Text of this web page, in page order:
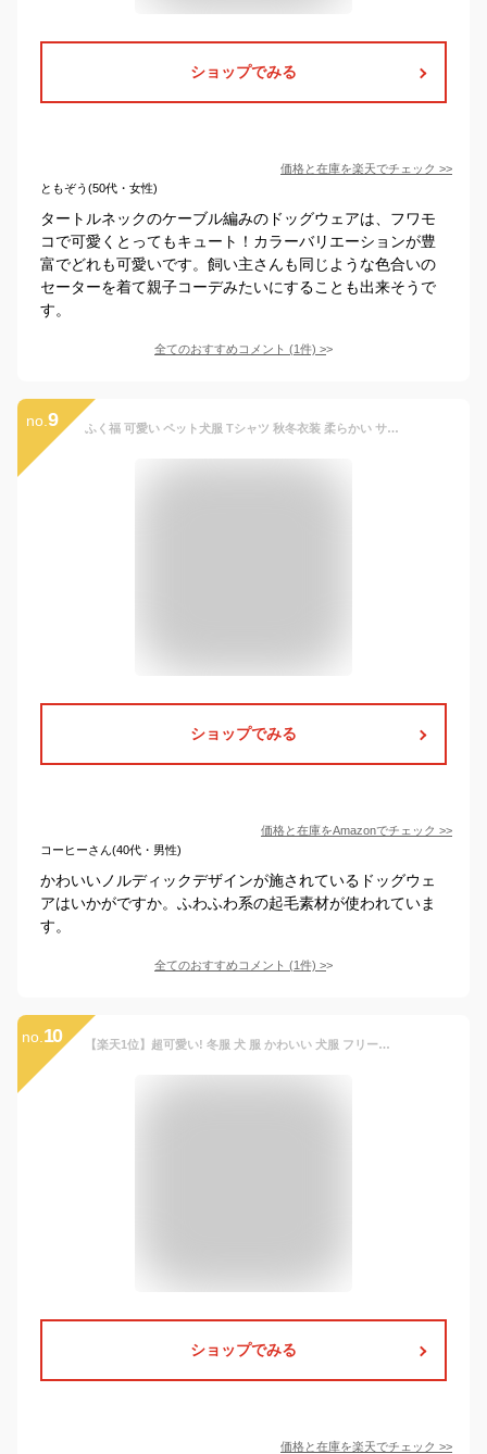
ショップでみる
価格と在庫を楽天でチェック >>
ともぞう(50代・女性)
タートルネックのケーブル編みのドッグウェアは、フワモ
コで可愛くとってもキュート！カラーバリエーションが豊
富でどれも可愛いです。飼い主さんも同じような色合いの
セーターを着て親子コーデみたいにすることも出来そうで
す。
全てのおすすめコメント (1件) >
no. 9 ふく福 可愛い ペット犬服 Tシャツ 秋冬衣装 柔らかい サンゴフリース 防寒 コート 人気 ファッション小型犬 中型犬 春秋冬服 お散歩お出かけウェアにペットフェーバー ポリエステル (M, エルク)
ショップでみる
価格と在庫をAmazonでチェック >>
コーヒーさん(40代・男性)
かわいいノルディックデザインが施されているドッグウェ
アはいかがですか。ふわふわ系の起毛素材が使われていま
す。
全てのおすすめコメント (1件) >
no. 10 【楽天1位】超可愛い! 冬服 犬 服 かわいい 犬服 フリース くまちゃん トップス ふわふわ ペットウエア 犬 猫 服 ドックウエア キャットウエア あったか 可愛い 防寒 Tシャツ スナップボタン 背中開き メール便OK【a345】【送料無料】
ショップでみる
価格と在庫を楽天でチェック >>